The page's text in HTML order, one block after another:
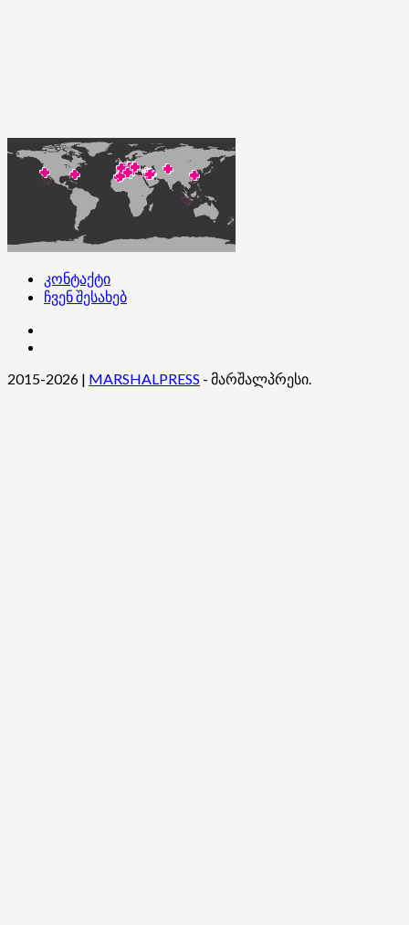
კონტაქტი
ჩვენ შესახებ
2015-2026 | MARSHALPRESS - მარშალპრესი.